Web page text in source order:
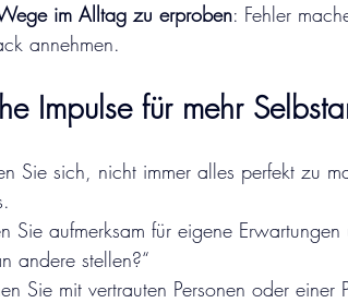
im Alltag zu erproben: Fehler
annehmen.
Impulse für mehr
Sie sich, nicht immer alles perfekt zu
Sie aufmerksam für eigene
andere stellen?“
Sie mit vertrauten Personen oder einer